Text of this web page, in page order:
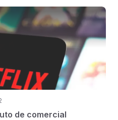
de comercial